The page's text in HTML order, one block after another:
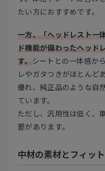
たい方におすすめです。
一方、「ヘッドレスト一
ド機能が備わったヘッド
す。 シートとの一体感か
レやガタつきがほとんど
優れ、純正品のような自
ています。
ただし、汎用性は低く、
要があります。
中材の素材とフィッ